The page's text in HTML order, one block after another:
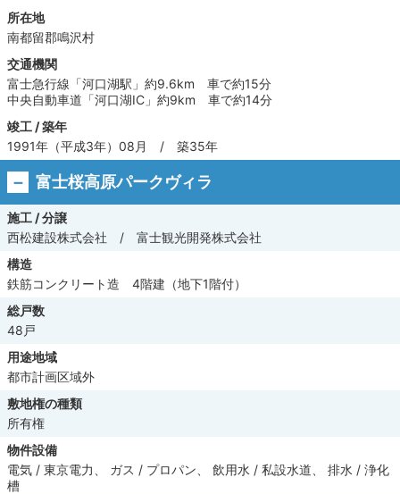
所在地
南都留郡鳴沢村
交通機関
富士急行線「河口湖駅」約9.6km 車で約15分
中央自動車道「河口湖IC」約9km 車で約14分
竣工 / 築年
1991年（平成3年）08月 / 築35年
富士桜高原パークヴィラ
施工 / 分譲
西松建設株式会社 / 富士観光開発株式会社
構造
鉄筋コンクリート造 4階建（地下1階付）
総戸数
48戸
用途地域
都市計画区域外
敷地権の種類
所有権
物件設備
電気 / 東京電力、 ガス / プロパン、 飲用水 / 私設水道、 排水 / 浄化
槽